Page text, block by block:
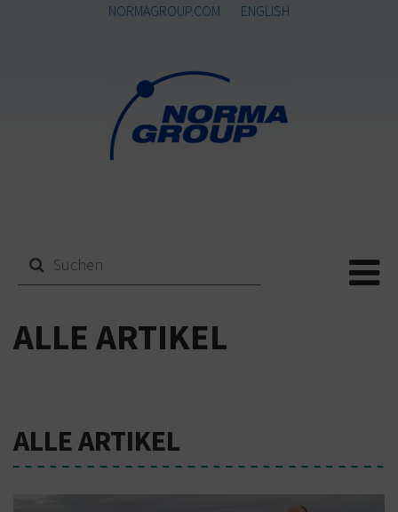
NORMAGROUP.COM ENGLISH
ALLE ARTIKEL
ALLE ARTIKEL